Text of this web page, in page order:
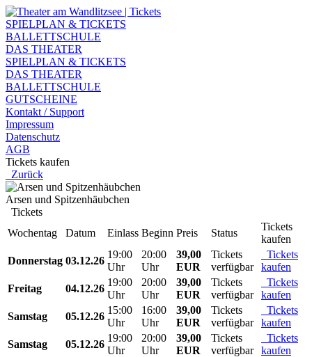
SPIELPLAN & TICKETS
BALLETTSCHULE
DAS THEATER
SPIELPLAN & TICKETS
DAS THEATER
BALLETTSCHULE
GUTSCHEINE
Kontakt / Support
Impressum
Datenschutz
AGB
Tickets kaufen
Zurück
Arsen und Spitzenhäubchen
Tickets
Wochentag
Datum Einlass Beginn Preis Status
Tickets
kaufen
Donnerstag 03.12.26
19:00
Uhr
20:00
Uhr
39,00
EUR
Tickets
verfügbar
Tickets
kaufen
Freitag
04.12.26
19:00
Uhr
20:00
Uhr
39,00
EUR
Tickets
verfügbar
Tickets
kaufen
Samstag
05.12.26
15:00
Uhr
16:00
Uhr
39,00
EUR
Tickets
verfügbar
Tickets
kaufen
Samstag
05.12.26
19:00
Uhr
20:00
Uhr
39,00
EUR
Tickets
verfügbar
Tickets
kaufen